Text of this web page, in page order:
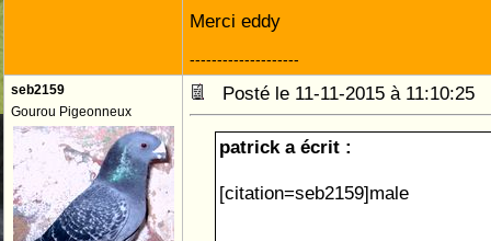
Merci eddy
--------------------
seb2159
Gourou Pigeonneux
Posté le 11-11-2015 à 11:10:25
patrick a écrit :
[citation=seb2159]male